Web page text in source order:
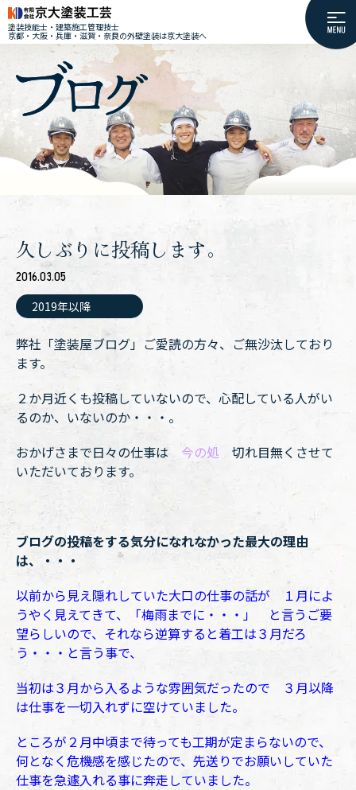
塗装技能士・建築施工管理技士
京都・大阪・兵庫・滋賀・奈良の外壁塗装は京大塗装へ
久しぶりに投稿します。
2016.03.05
2019年以降
弊社「塗装屋ブログ」ご愛読の方々、ご無沙汰しており
ます。
２か月近くも投稿していないので、心配している人がい
るのか、いないのか・・・。
おかげさまで日々の仕事は 今の処 切れ目無くさせて
いただいております。
ブログの投稿をする気分になれなかった最大の理由
は、・・・
以前から見え隠れしていた大口の仕事の話が １月によ
うやく見えてきて、「梅雨までに・・・」 と言うご要
望らしいので、それなら逆算すると着工は３月だろ
う・・・と言う事で、
当初は３月から入るような雰囲気だったので ３月以降
は仕事を一切入れずに空けていました。
ところが２月中頃まで待っても工期が定まらないので、
何となく危機感を感じたので、先送りでお願いしていた
仕事を急遽入れる事に奔走していました。